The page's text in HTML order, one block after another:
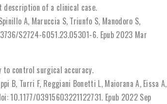
of a clinical case.
A, Maruccia S, Triunfo S, Manodoro S,
S2724-6051.23.05301-6. Epub 2023 Mar
control surgical accuracy.
B, Turri F, Reggiani Bonetti L, Maiorana A, Eissa A,
10.1177/03915603221122731. Epub 2022 Sep